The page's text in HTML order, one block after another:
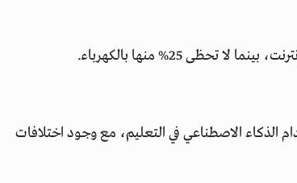
الذكاء الاصطناعي في التعليم، مع وجود اختلافات